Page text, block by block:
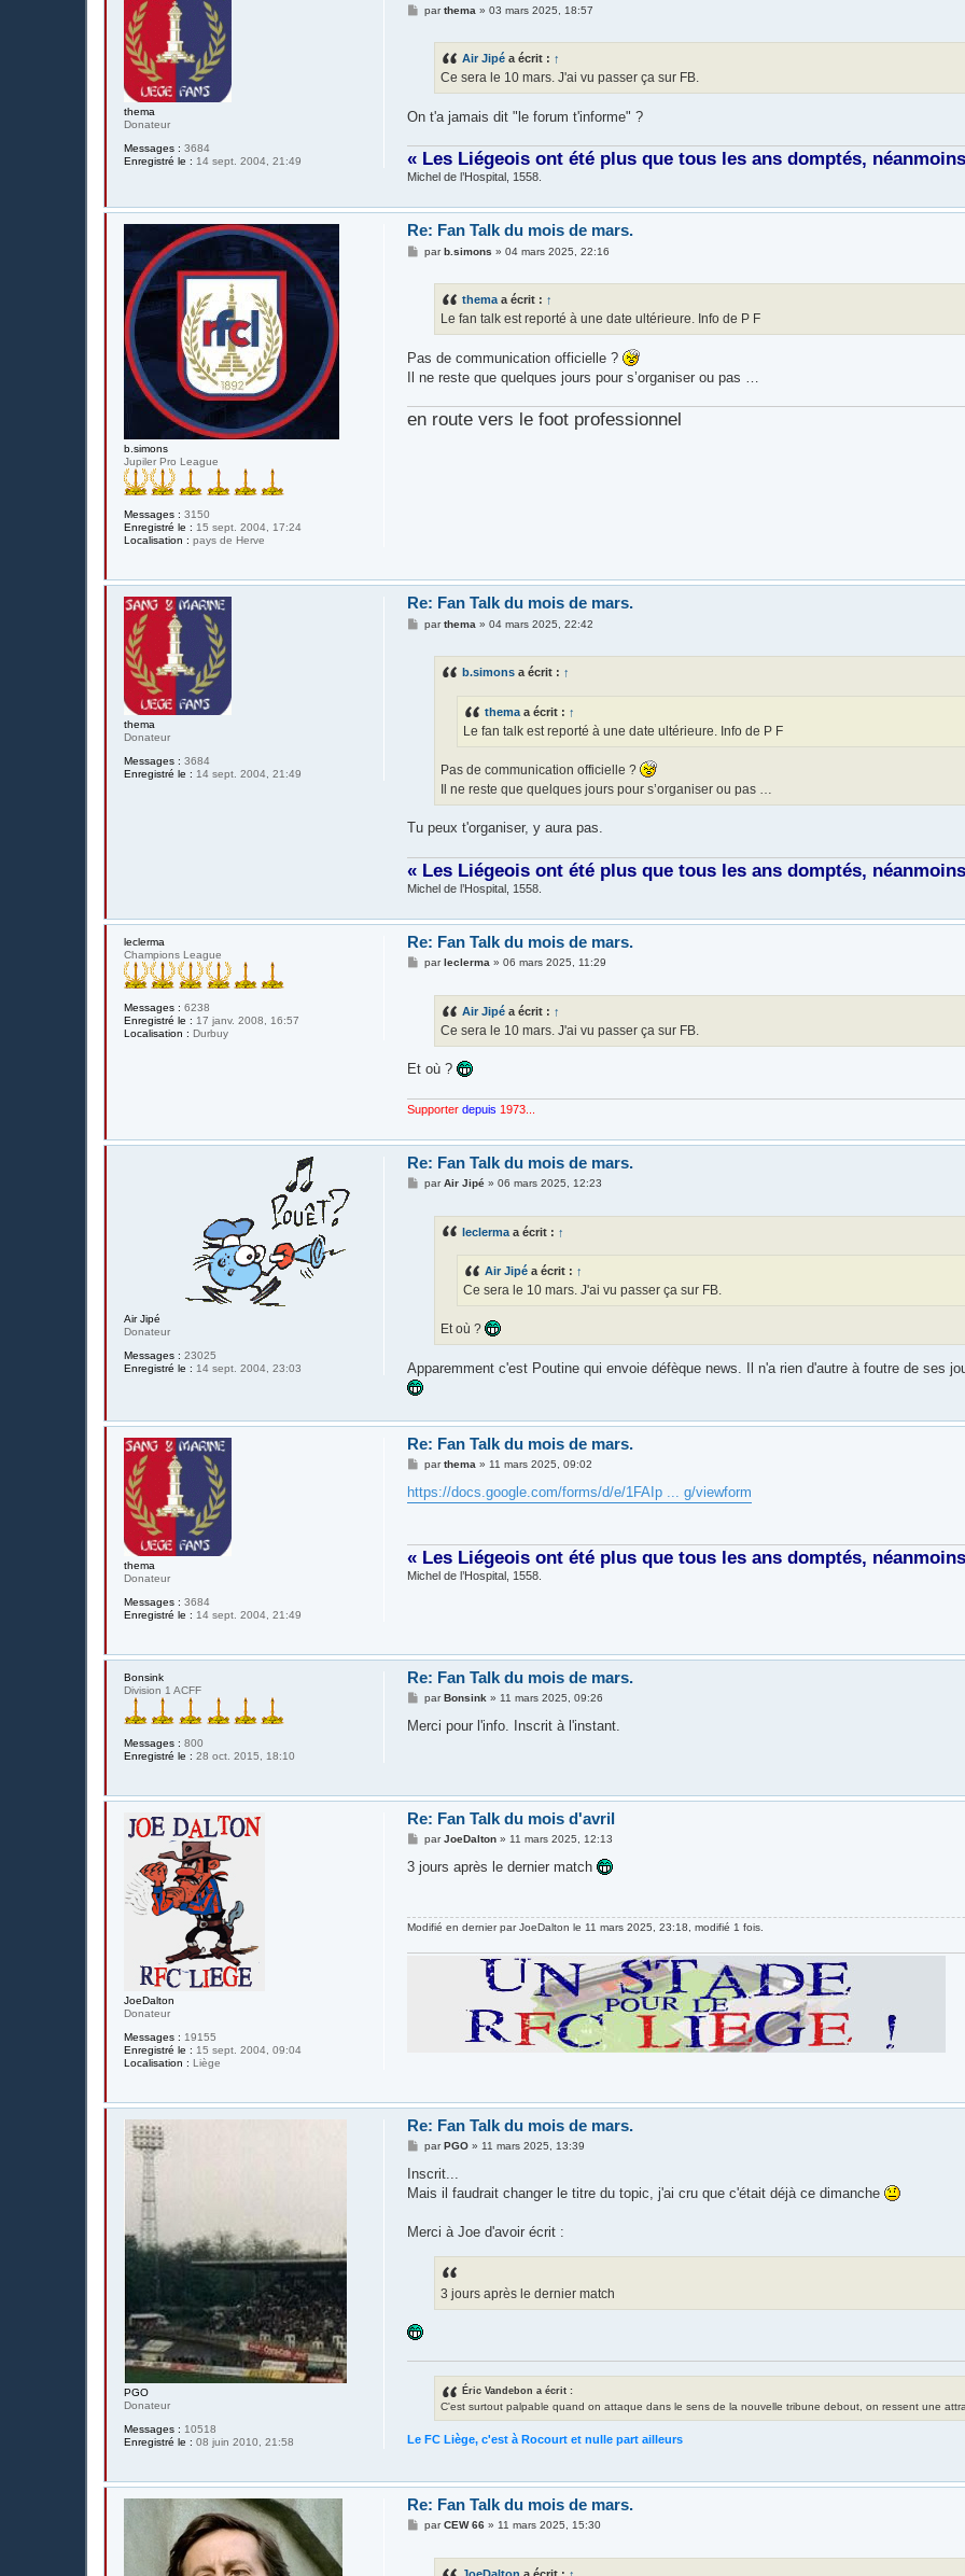
thema
Donateur
Messages : 3684
Enregistré le : 14 sept. 2004, 21:49
Mparthema »03 mars 2025, 18:57
Air Jipé a écrit : ↑
Ce sera le 10 mars. J'ai vu passer ça sur FB.
On t'a jamais dit "le forum t'informe" ?
« Les Liégeois ont été plus que tous les ans domptés,
Michel de l’Hospital, 1558.
b.simons
Jupiler Pro League
Messages : 3150
Enregistré le : 15 sept. 2004, 17:24
Localisation : pays de Herve
Re: Fan Talk du mois de mars.
Mparb.simons »04 mars 2025, 22:16
thema a écrit : ↑
Le fan talk est reporté à une date ultérieure. Info de P F
Pas de communication officielle ?
Il ne reste que quelques jours pour s’organiser ou pas …
en route vers le foot professionnel
thema
Donateur
Messages : 3684
Enregistré le : 14 sept. 2004, 21:49
Re: Fan Talk du mois de mars.
Mparthema »04 mars 2025, 22:42
b.simons a écrit : ↑
thema a écrit : ↑
Le fan talk est reporté à une date ultérieure. Info de P F
Pas de communication officielle ?
Il ne reste que quelques jours pour s’organiser ou pas …
Tu peux t'organiser, y aura pas.
« Les Liégeois ont été plus que tous les ans domptés,
Michel de l’Hospital, 1558.
leclerma
Champions League
Messages : 6238
Enregistré le : 17 janv. 2008, 16:57
Localisation : Durbuy
Re: Fan Talk du mois de mars.
Mpar leclerma »06 mars 2025, 11:29
Air Jipé a écrit : ↑
Ce sera le 10 mars. J'ai vu passer ça sur FB.
Et où ?
Supporterdepuis 1973...
Air Jipé
Donateur
Messages : 23025
Enregistré le : 14 sept. 2004, 23:03
Re: Fan Talk du mois de mars.
MparAir Jipé »06 mars 2025, 12:23
leclerma a écrit : ↑
Air Jipé a écrit : ↑
Ce sera le 10 mars. J'ai vu passer ça sur FB.
Et où ?
Apparemment c'est Poutine qui envoie défèque news. Il n'a rien d'autre à foutre de ses
thema
Donateur
Messages : 3684
Enregistré le : 14 sept. 2004, 21:49
Re: Fan Talk du mois de mars.
M
s
s
parthema » 11 mars 2025, 09:02
https://docs.google.com/forms/d/e/1FAIp ... g/viewform
« Les Liégeois ont été plus que tous les ans domptés,
Michel de l’Hospital, 1558.
Bonsink
Division 1 ACFF
Messages : 800
Enregistré le : 28 oct. 2015, 18:10
Re: Fan Talk du mois de mars.
M
s
parBonsink » 11 mars 2025, 09:26
Merci pour l'info. Inscrit à l'instant.
JoeDalton
Donateur
Messages : 19155
Enregistré le : 15 sept. 2004, 09:04
Localisation : Liège
Re: Fan Talk du mois d'avril
M
s
s
e
parJoeDalton » 11 mars 2025, 12:13
3 jours après le dernier match
Modifié en dernier parJoeDalton le 11 mars 2025, 23:18, modifié 1 fois.
PGO
Donateur
Messages : 10518
Enregistré le : 08 juin 2010, 21:58
Re: Fan Talk du mois de mars.
M
s
a
parPGO » 11 mars 2025, 13:39
Inscrit...
Mais il faudrait changer le titre du topic, j'ai cru que c'était déjà ce dimanche
Merci à Joe d'avoir écrit :
3 jours après le dernier match
Éric Vandebon a écrit :
C'est surtout palpable quand on attaque dans le sens de la nouvelle tribune debout, on ressent une
Le FC Liège, c'est à Rocourt et nulle part ailleurs
Re: Fan Talk du mois de mars.
MparCEW 66 » 11 mars 2025, 15:30
JoeDalton a écrit : ↑